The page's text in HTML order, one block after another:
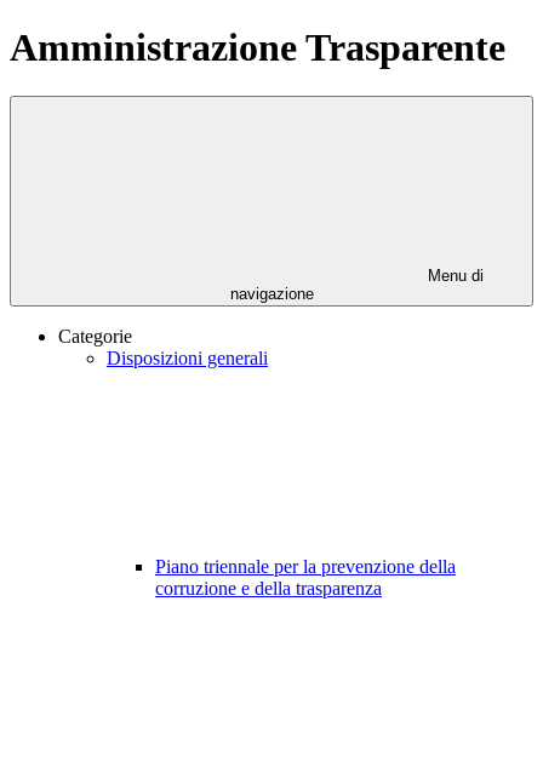
Amministrazione Trasparente
Menu di
navigazione
Categorie
Disposizioni generali
Piano triennale per la prevenzione della
corruzione e della trasparenza